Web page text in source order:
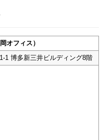
オフィス）
1 博多新三井ビルディング8階